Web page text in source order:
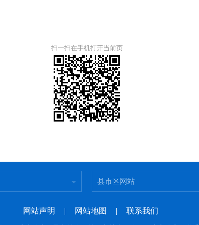
扫一扫在手机打开当前页
县市区网站
网站声明 | 网站地图 | 联系我们